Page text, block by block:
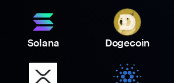
Solana Dogecoin